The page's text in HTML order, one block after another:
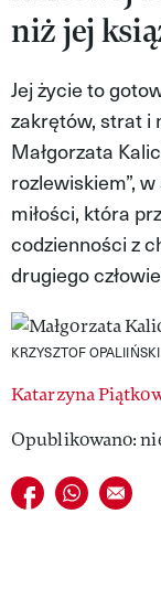
VIVA!LIFESTYLE
VIVA!MAN
VIVA!PEOPLE POWER
VIVA!ITAKA
MAGAZYN VIVA!
niż jej
Jej życie to
zakrętów, strat i
Małgorzata
rozlewiskiem”,
miłości, która
codzienności z
drugiego
KRZYSZTOF OPALIIŃSKI
Katarzyna
Opublikowano:
Udostępnij na
Udostępnij
E-mail